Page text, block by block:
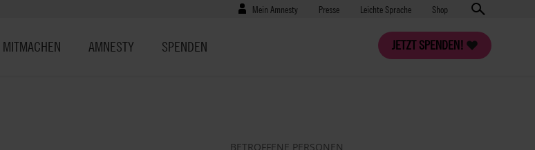
Benutzermenü
Mein Amnesty Presse
Presse Leichte Sprache Shop
JETZT SPENDEN!
MITMACHEN AMNESTY SPENDEN
BETROFFENE PERSONEN